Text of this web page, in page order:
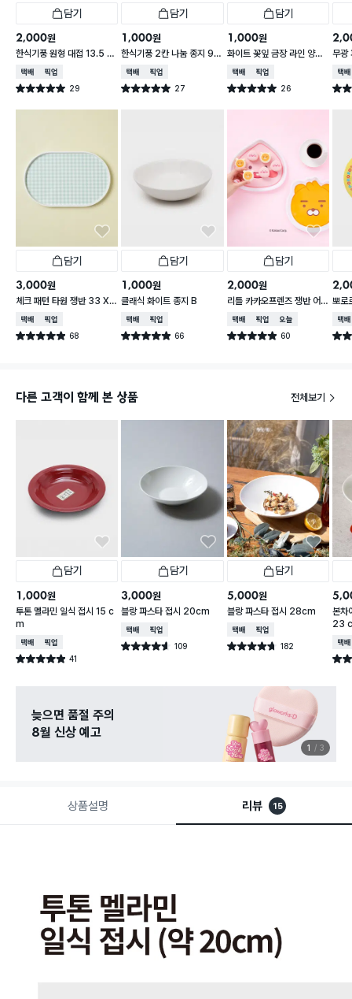
담기
2,000원
한식기풍 원형 대접 13.5 c
m
택배배송매장픽업
별점 5.0점 29
건 작성
담기
1,000원
한식기풍 2칸 나눔 종지 9 c
m
택배배송매장픽업
별점 5.0점 27
건 작성
담기
1,000원
화이트 꽃잎 금장 라인 양각
종지 10 cm
택배배송매장픽업
별점 5.0점 26
건 작성
무광
접
택배
별점
담기
3,000원
체크 패턴 타원 쟁반 33 X
21 cm
택배배송매장픽업
별점 4.9점 68
건 작성
담기
1,000원
클래식 화이트 종지 B
택배배송매장픽업
별점 4.9점 66
건 작성
담기
2,000원
리틀 카카오프렌즈 쟁반 어
피치 약 24.5X25cm
택배배송매장픽업오늘배송
별점 4.9점 60
건 작성
뽀로
cm
택배
별점
다른 고객이 함께 본 상품 전체보기
담기
1,000원
투톤 멜라민 일식 접시 15 c
m
택배배송매장픽업
별점 4.9점 41
건 작성
담기
3,000원
블랑 파스타 접시 20cm
택배배송매장픽업
별점 4.6점 109
건 작성
담기
5,000원
블랑 파스타 접시 28cm
택배배송매장픽업
별점 4.7점 182
건 작성
본차
23
택배
별점
늦으면 품절 주의
8월 신상 예고
1 3
상품설명 리뷰 15